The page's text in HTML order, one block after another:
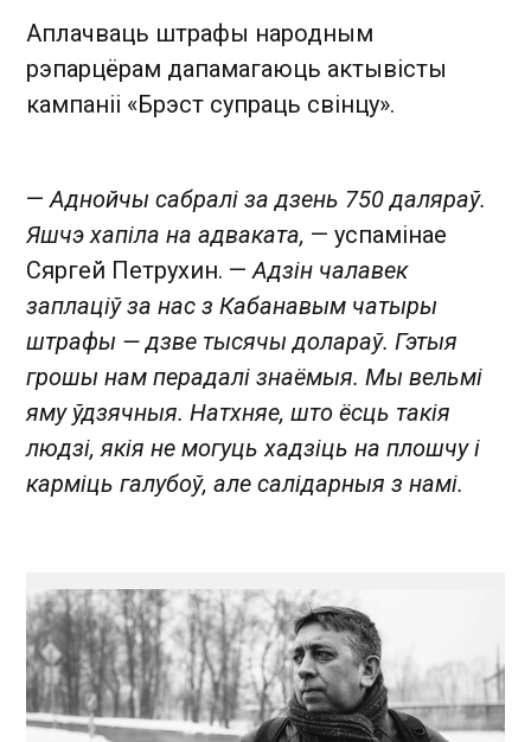
Аплачваць штрафы народным
рэпарцёрам дапамагаюць актывісты
кампаніі «Брэст супраць свінцу».
— Аднойчы сабралі за дзень 750 даляраў.
Яшчэ хапіла на адваката, — успамінае
Сяргей Петрухин. — Адзін чалавек
заплаціў за нас з Кабанавым чатыры
штрафы — дзве тысячы долараў. Гэтыя
грошы нам перадалі знаёмыя. Мы вельмі
яму ўдзячныя. Натхняе, што ёсць такія
людзі, якія не могуць хадзіць на плошчу і
карміць галубоў, але салідарныя з намі.